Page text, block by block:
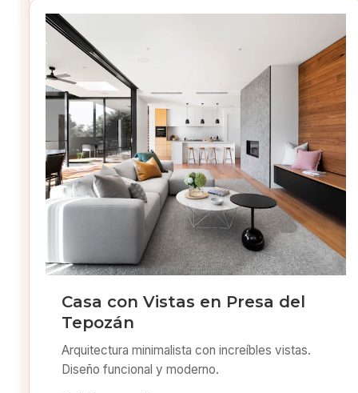
Casa con Vistas en Presa del
Tepozán
Arquitectura minimalista con increíbles vistas.
Diseño funcional y moderno.